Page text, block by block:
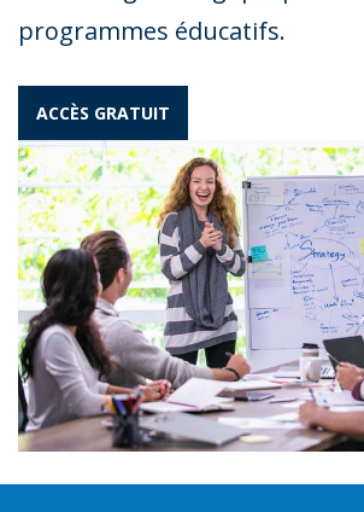
programmes éducatifs.
ACCÈS GRATUIT